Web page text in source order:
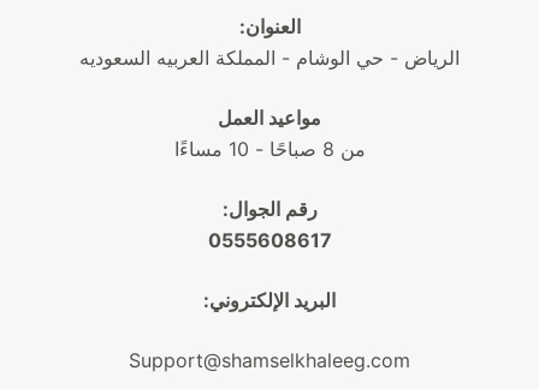
العنوان:
الرياض - حي الوشام - المملكة العربيه السعوديه
مواعيد العمل
من 8 صباحًا - 10 مساءًا
رقم الجوال:
0555608617
البريد الإلكتروني:
Support@shamselkhaleeg.com